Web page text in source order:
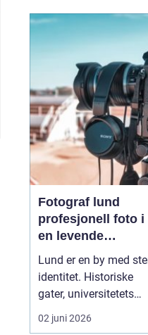
det handlar om
porträtt, företag eller
familjebilder söker
många någon ...
Fotograf lund
profesjonell foto i
en levende
universitetsby
Lund er en by med
identitet. Historiske
gater, universitetets
fagmiljøer, kulturliv og
næringsliv gir et helt
02 juni 2026